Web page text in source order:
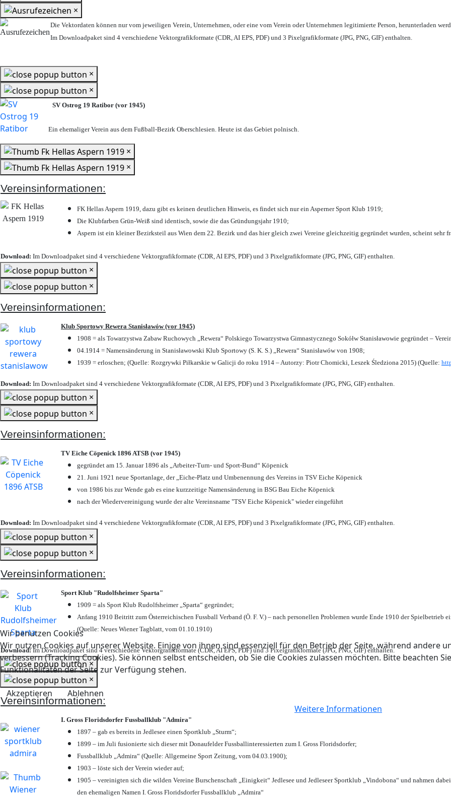
Wir benutzen Cookies
Wir nutzen Cookies auf unserer Website. Einige von ihnen sind essenziell für den Betrieb der Seite, während andere
verbessern (Tracking Cookies). Sie können selbst entscheiden, ob Sie die Cookies zulassen möchten. Bitte beachten
Funktionalitäten der Seite zur Verfügung stehen.
Akzeptieren
Ablehnen
Weitere Informationen
×
Die Vektordaten können nur vom jeweiligen Verein, Unternehmen, oder eine vom Verein oder Unternehmen legitimierte Person, herunterladen
Im Downloadpaket sind 4 verschiedene Vektorgrafikformate (CDR, AI EPS, PDF) und 3 Pixelgrafikformate (JPG, PNG, GIF) enthalten.
×
×
SV Ostrog 19 Ratibor (vor 1945)
Ein ehemaliger Verein aus dem Fußball-Bezirk Oberschlesien. Heute ist das Gebiet polnisch.
×
×
Vereinsinformationen:
FK Hellas Aspern 1919, dazu gibt es keinen deutlichen Hinweis, es findet sich nur ein Asperner Sport Klub 1919;
Die Klubfarben Grün-Weiß sind identisch, sowie die das Gründungsjahr 1910;
Aspern ist ein kleiner Bezirksteil aus Wien dem 22. Bezirk und das hier gleich zwei Vereine gleichzeitig gegründet wurden, scheint sehr
Download: Im Downloadpaket sind 4 verschiedene Vektorgrafikformate (CDR, AI EPS, PDF) und 3 Pixelgrafikformate (JPG, PNG, GIF) enthalten.
×
×
Vereinsinformationen:
Klub Sportowy Rewera Stanisławów (vor 1945)
1908 = als Towarzystwa Zabaw Ruchowych „Rewera“ Polskiego Towarzystwa Gimnastycznego Sokółw Stanisławowie gegründet –
04.1914 = Namensänderung in Stanisławowski Klub Sportowy (S. K. S.) „Rewera“ Stanisławów von 1908;
1939 = erloschen; (Quelle: Rozgrywki Piłkarskie w Galicji do roku 1914 – Autorzy: Piotr Chomicki, Leszek Śledziona 2015) (Quelle:
Download: Im Downloadpaket sind 4 verschiedene Vektorgrafikformate (CDR, AI EPS, PDF) und 3 Pixelgrafikformate (JPG, PNG, GIF) enthalten.
×
×
Vereinsinformationen:
TV Eiche Cöpenick 1896 ATSB (vor 1945)
gegründet am 15. Januar 1896 als „Arbeiter-Turn- und Sport-Bund“ Köpenick
21. Juni 1921 neue Sportanlage, der „Eiche-Platz und Umbenennung des Vereins in TSV Eiche Köpenick
von 1986 bis zur Wende gab es eine kurzzeitige Namensänderung in BSG Bau Eiche Köpenick
nach der Wiedervereinigung wurde der alte Vereinsname "TSV Eiche Köpenick" wieder eingeführt
Download: Im Downloadpaket sind 4 verschiedene Vektorgrafikformate (CDR, AI EPS, PDF) und 3 Pixelgrafikformate (JPG, PNG, GIF) enthalten.
×
×
Vereinsinformationen:
Sport Klub "Rudolfsheimer Sparta"
1909 = als Sport Klub Rudolfsheimer „Sparta“ gegründet;
Anfang 1910 Beitritt zum Österreichischen Fussball Verband (Ö. F. V.) – nach personellen Problemen wurde Ende 1910 der
(Quelle: Neues Wiener Tagblatt, vom 01.10.1910)
Download:Im Downloadpaket sind 4 verschiedene Vektorgrafikformate (CDR, AI EPS, PDF) und 3 Pixelgrafikformate (JPG, PNG, GIF) enthalten.
×
×
Vereinsinformationen:
I. Gross Floridsdorfer Fussballklub "Admira"
1897 – gab es bereits in Jedlesee einen Sportklub „Sturm“;
1899 – im Juli fusionierte sich dieser mit Donaufelder Fussballinteressierten zum I. Gross Floridsdorfer;
Fussballklub „Admira“ (Quelle: Allgemeine Sport Zeitung, vom 04.03.1900);
1903 – löste sich der Verein wieder auf;
1905 – vereinigten sich die wilden Vereine Burschenschaft „Einigkeit“ Jedlesee und Jedleseer Sportklub „Vindobona“ und nahmen
den ehemaligen Namen I. Gross Floridsdorfer Fussballklub „Admira“